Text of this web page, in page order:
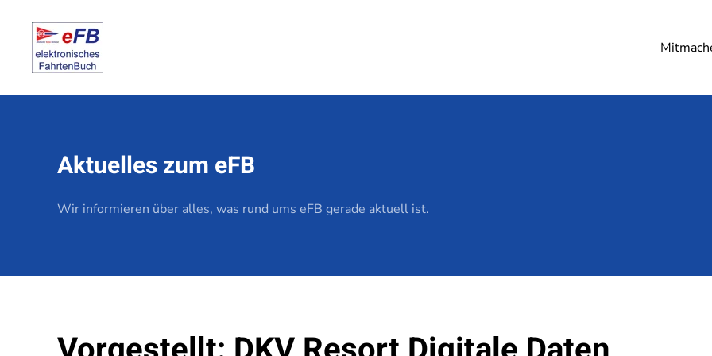
Zum Hauptinhalt springen
Aktuelles zum eFB
Wir informieren über alles, was rund ums eFB gerade aktuell ist.